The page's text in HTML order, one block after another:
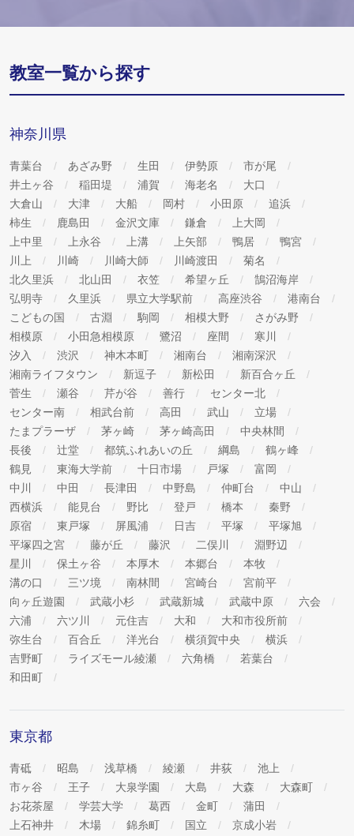
教室一覧から探す
神奈川県
青葉台 あざみ野 生田 伊勢原
市が尾
井土ヶ谷
稲田堤 浦賀 海老名
大口
大倉山
大津 大船 岡村 小田原
追浜
柿生
鹿島田 金沢文庫 鎌倉
上大岡
上中里
上永谷 上溝 上矢部 鴨居
鴨宮
川上
川崎 川崎大師 川崎渡田
菊名
北久里浜
北山田 衣笠 希望ヶ丘
鵠沼海岸
弘明寺
久里浜 県立大学駅前 高座渋谷
港南台
こどもの国
古淵 駒岡 相模大野
さがみ野
相模原
小田急相模原 鷺沼 座間
寒川
汐入
渋沢 神木本町 湘南台
湘南深沢
湘南ライフタウン
新逗子 新松田
新百合ヶ丘
菅生
瀬谷 芹が谷 善行
センター北
センター南
相武台前 高田 武山
立場
たまプラーザ
茅ヶ崎 茅ヶ崎高田
中央林間
長後
辻堂 都筑ふれあいの丘 綱島
鶴ヶ峰
鶴見
東海大学前 十日市場 戸塚
富岡
中川
中田 長津田 中野島 仲町台
中山
西横浜
能見台 野比 登戸 橋本
秦野
原宿
東戸塚 屏風浦 日吉 平塚
平塚旭
平塚四之宮
藤が丘 藤沢 二俣川
淵野辺
星川
保土ヶ谷 本厚木 本郷台
本牧
溝の口
三ツ境 南林間 宮崎台
宮前平
向ヶ丘遊園
武蔵小杉 武蔵新城 武蔵中原
六会
六浦
六ツ川 元住吉 大和
大和市役所前
弥生台
百合丘 洋光台 横須賀中央
横浜
吉野町
ライズモール綾瀬 六角橋
若葉台
和田町
東京都
青砥 昭島 浅草橋 綾瀬 井荻
池上
市ヶ谷
王子 大泉学園 大島 大森
大森町
お花茶屋
学芸大学 葛西 金町
蒲田
上石神井
木場 錦糸町 国立
京成小岩